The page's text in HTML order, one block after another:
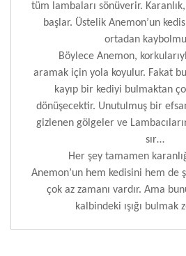
tüm lambaları sönüverir.
başlar. Üstelik Anemon’un
ortadan
Böylece Anemon,
aramak için yola koyulur. Fakat
kayıp bir kediyi bulmaktan
dönüşecektir. Unutulmuş bir
gizlenen gölgeler ve
sır…
Her şey tamamen
Anemon’un hem kedisini hem
çok az zamanı vardır. Ama
kalbindeki ışığı bulmak